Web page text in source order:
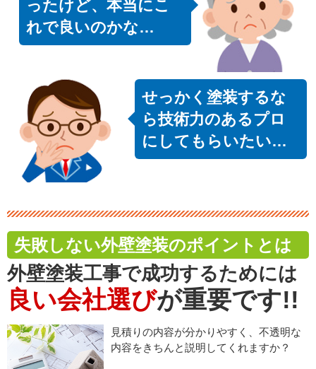
ったけど、本当にこ
れで良いのかな…
せっかく塗装するな
ら技術力のあるプロ
にしてもらいたい…
失敗しない外壁塗装のポイントとは
外壁塗装工事で成功するためには
良い会社選びが重要です!!
見積りの内容が分かりやすく、不透明な
内容をきちんと説明してくれますか？